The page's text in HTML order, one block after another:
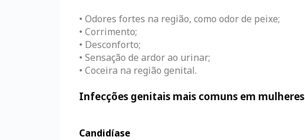
• Odores fortes na região, como odor de peixe;
• Corrimento;
• Desconforto;
• Sensação de ardor ao urinar;
• Coceira na região genital.
Infecções genitais mais comuns em mulheres
Candidíase